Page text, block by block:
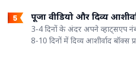
पूजा वीडियो और दिव्य
3-4 दिनों के अंदर अपने व्हाट्सएप
8-10 दिनों में दिव्य आशीर्वाद बॉक्स